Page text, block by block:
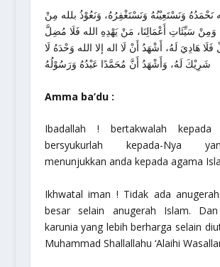
نَحْمَدُهُ وَنَسْتَعِيْنُهُ وَنَسْتَغْفِرُهُ، وَنَعُوْذُ بلله مِنْ
سَيِّئَاتِ أَعْمَالِنَا، مَنْ يَهْدِهِ الله فَلَا مُضِلَّ
هَادِيَ لَهُ، أَشْهَدُ أَنْ لَا اله إلا الله وَحْدَهُ لَا
شَرِيْكَ لَهُ، وَأَشْهَدُ أَنَّ مُحَمَّدًا عَبْدُهُ وَرَسُوْلُهُ
Amma ba’du :
Ibadallah ! bertakwalah kepada
bersyukurlah kepada-Nya
menunjukkan anda kepada agama
Ikhwatal iman ! Tidak ada
besar selain anugerah Islam.
karunia yang lebih berharga selain
Muhammad Shallallahu ‘Alaihi